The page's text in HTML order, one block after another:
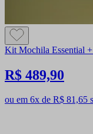
Kit Mochila Essential
R$ 489,90
ou em 6x de R$ 81,65